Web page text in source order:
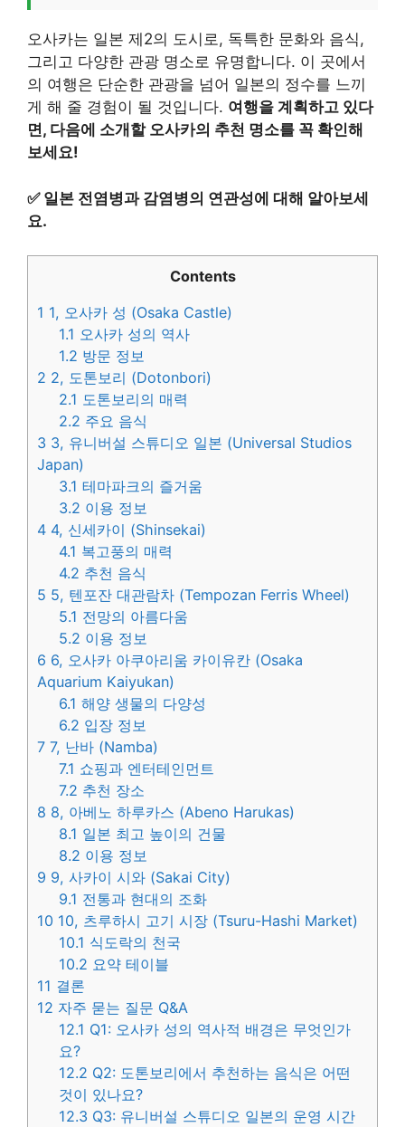
오사카는 일본 제2의 도시로, 독특한 문화와 음식,
그리고 다양한 관광 명소로 유명합니다. 이 곳에서
의 여행은 단순한 관광을 넘어 일본의 정수를 느끼
게 해 줄 경험이 될 것입니다. 여행을 계획하고 있다
면, 다음에 소개할 오사카의 추천 명소를 꼭 확인해
보세요!
✅ 일본 전염병과 감염병의 연관성에 대해 알아보세
요.
Contents
1 1, 오사카 성 (Osaka Castle)
1.1 오사카 성의 역사
1.2 방문 정보
2 2, 도톤보리 (Dotonbori)
2.1 도톤보리의 매력
2.2 주요 음식
3 3, 유니버설 스튜디오 일본 (Universal Studios
Japan)
3.1 테마파크의 즐거움
3.2 이용 정보
4 4, 신세카이 (Shinsekai)
4.1 복고풍의 매력
4.2 추천 음식
5 5, 텐포잔 대관람차 (Tempozan Ferris Wheel)
5.1 전망의 아름다움
5.2 이용 정보
6 6, 오사카 아쿠아리움 카이유칸 (Osaka
Aquarium Kaiyukan)
6.1 해양 생물의 다양성
6.2 입장 정보
7 7, 난바 (Namba)
7.1 쇼핑과 엔터테인먼트
7.2 추천 장소
8 8, 아베노 하루카스 (Abeno Harukas)
8.1 일본 최고 높이의 건물
8.2 이용 정보
9 9, 사카이 시와 (Sakai City)
9.1 전통과 현대의 조화
10 10, 츠루하시 고기 시장 (Tsuru-Hashi Market)
10.1 식도락의 천국
10.2 요약 테이블
11 결론
12 자주 묻는 질문 Q&A
12.1 Q1: 오사카 성의 역사적 배경은 무엇인가
요?
12.2 Q2: 도톤보리에서 추천하는 음식은 어떤
것이 있나요?
12.3 Q3: 유니버설 스튜디오 일본의 운영 시간